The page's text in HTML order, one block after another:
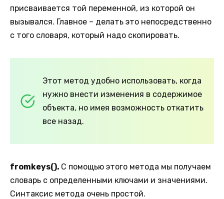
присваивается той переменной, из которой он
вызывался. Главное – делать это непосредственно
с того словаря, который надо скопировать.
Этот метод удобно использовать, когда
нужно внести изменения в содержимое
объекта, но имея возможность откатить
все назад.
fromkeys(). С помощью этого метода мы получаем
словарь с определенными ключами и значениями.
Синтаксис метода очень простой.